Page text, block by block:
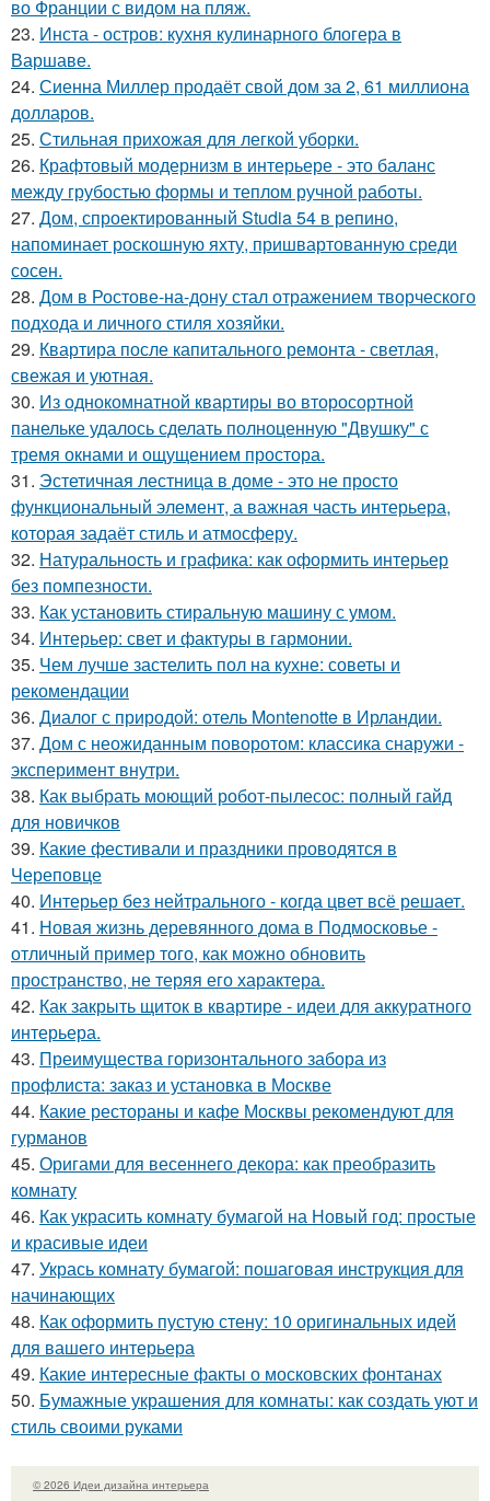
во Франции с видом на пляж.
23. Инста - остров: кухня кулинарного блогера в
Варшаве.
24. Сиенна Миллер продаёт свой дом за 2, 61 миллиона
долларов.
25. Стильная прихожая для легкой уборки.
26. Крафтовый модернизм в интерьере - это баланс
между грубостью формы и теплом ручной работы.
27. Дом, спроектированный Studia 54 в репино,
напоминает роскошную яхту, пришвартованную среди
сосен.
28. Дом в Ростове-на-дону стал отражением творческого
подхода и личного стиля хозяйки.
29. Квартира после капитального ремонта - светлая,
свежая и уютная.
30. Из однокомнатной квартиры во второсортной
панельке удалось сделать полноценную "Двушку" с
тремя окнами и ощущением простора.
31. Эстетичная лестница в доме - это не просто
функциональный элемент, а важная часть интерьера,
которая задаёт стиль и атмосферу.
32. Натуральность и графика: как оформить интерьер
без помпезности.
33. Как установить стиральную машину с умом.
34. Интерьер: свет и фактуры в гармонии.
35. Чем лучше застелить пол на кухне: советы и
рекомендации
36. Диалог с природой: отель Montenotte в Ирландии.
37. Дом с неожиданным поворотом: классика снаружи -
эксперимент внутри.
38. Как выбрать моющий робот-пылесос: полный гайд
для новичков
39. Какие фестивали и праздники проводятся в
Череповце
40. Интерьер без нейтрального - когда цвет всё решает.
41. Новая жизнь деревянного дома в Подмосковье -
отличный пример того, как можно обновить
пространство, не теряя его характера.
42. Как закрыть щиток в квартире - идеи для аккуратного
интерьера.
43. Преимущества горизонтального забора из
профлиста: заказ и установка в Москве
44. Какие рестораны и кафе Москвы рекомендуют для
гурманов
45. Оригами для весеннего декора: как преобразить
комнату
46. Как украсить комнату бумагой на Новый год: простые
и красивые идеи
47. Укрась комнату бумагой: пошаговая инструкция для
начинающих
48. Как оформить пустую стену: 10 оригинальных идей
для вашего интерьера
49. Какие интересные факты о московских фонтанах
50. Бумажные украшения для комнаты: как создать уют и
стиль своими руками
© 2026 Идеи дизайна интерьера